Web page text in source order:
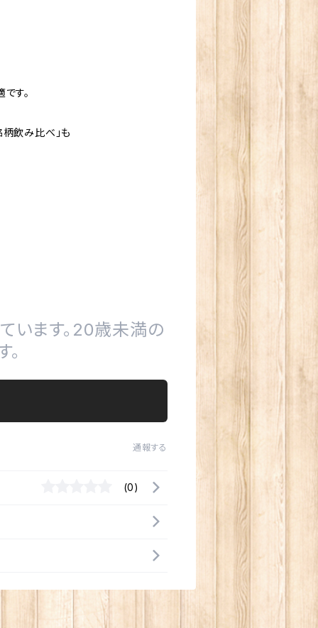
す。
飲み比べ」も
います。20歳未満の
通報する
(0)